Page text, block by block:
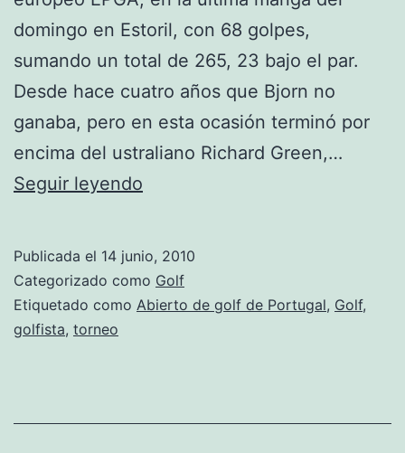
domingo en Estoril, con 68 golpes,
sumando un total de 265, 23 bajo el par.
Desde hace cuatro años que Bjorn no
ganaba, pero en esta ocasión terminó por
encima del ustraliano Richard Green,…
Seguir leyendo
el
Abierto
Estoril
Publicada el 14 junio, 2010
Categorizado como Golf
Etiquetado como Abierto de golf de Portugal, Golf,
golfista, torneo